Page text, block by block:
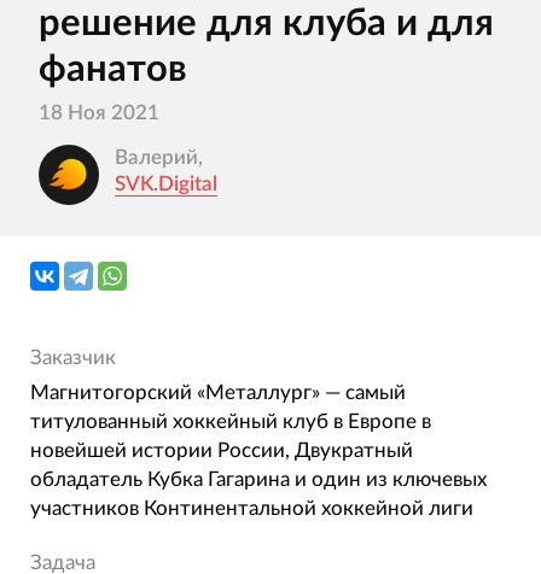
решение для клуба и для
фанатов
18 Ноя 2021
Валерий,
SVK.Digital
Заказчик
Магнитогорский «Металлург» — самый
титулованный хоккейный клуб в Европе в
новейшей истории России, Двукратный
обладатель Кубка Гагарина и один из ключевых
участников Континентальной хоккейной лиги
Задача